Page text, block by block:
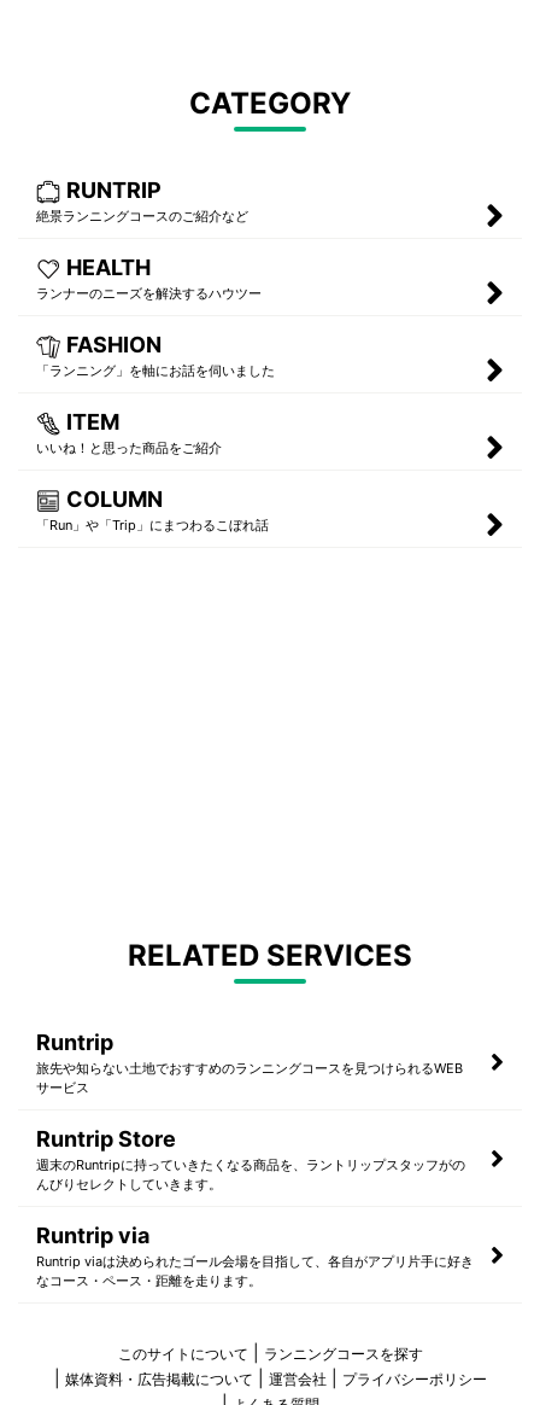
CATEGORY
RUNTRIP
絶景ランニングコースのご紹介など
HEALTH
ランナーのニーズを解決するハウツー
FASHION
「ランニング」を軸にお話を伺いました
ITEM
いいね！と思った商品をご紹介
COLUMN
「Run」や「Trip」にまつわるこぼれ話
RELATED SERVICES
Runtrip
旅先や知らない土地でおすすめのランニングコースを見つけられるWEB
サービス
Runtrip Store
週末のRuntripに持っていきたくなる商品を、ラントリップスタッフがの
んびりセレクトしていきます。
Runtrip via
Runtrip viaは決められたゴール会場を目指して、各自がアプリ片手に好き
なコース・ペース・距離を走ります。
このサイトについて
ランニングコースを探す
媒体資料・広告掲載について
運営会社
プライバシーポリシー